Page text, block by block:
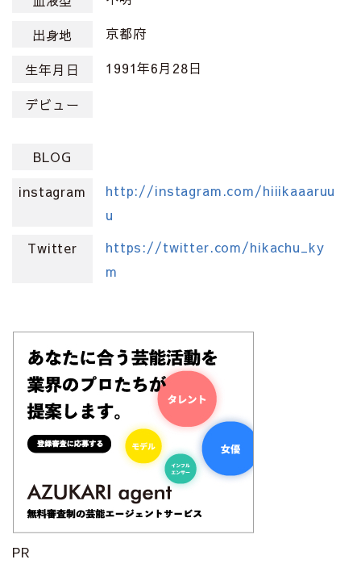
出身地 京都府
生年月日 1991年6月28日
デビュー
BLOG
instagram
http://instagram.com/hiiikaaaruu
u
Twitter
https://twitter.com/hikachu_ky
m
PR